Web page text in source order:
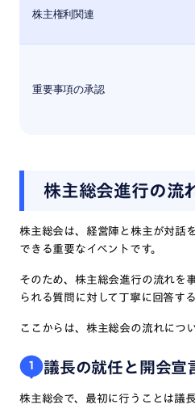
株主権利関連
重要事項の承認
株主総会進行の流
株主総会は、経営陣と株主が対話
できる重要なイベントです。
そのため、株主総会進行の流れを
られる質問に対して丁寧に回答す
ここからは、株主総会の流れにつ
1 議長の就任と開会宣
株主総会で、最初に行うことは議長